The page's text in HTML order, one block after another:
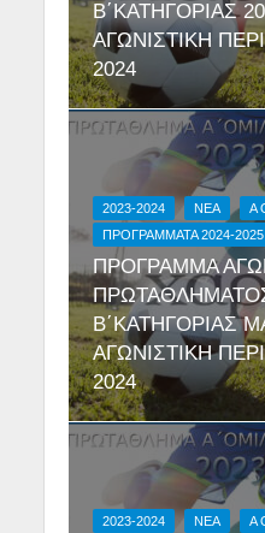
Β΄ΚΑΤΗΓΟΡΙΑΣ
ΑΓΩΝΙΣΤΙΚΗ
2024
2023-2024 NEA
Α
ΠΡΟΓΡΑΜΜΑΤΑ 2024-2025
ΠΡΟΓΡΑΜΜΑ
Β΄ΚΑΤΗΓΟΡΙΑΣ
ΑΓΩΝΙΣΤΙΚΗ
2024
2023-2024 NEA
Α